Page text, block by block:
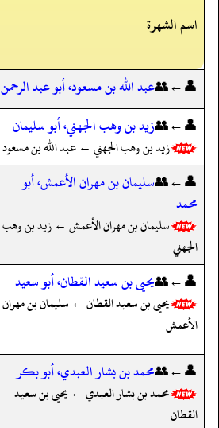
اسم الشهرة
👤←👥عبد الله بن مسعود، أبو عبد الرحمن
👤←👥زيد بن وهب الجهني، أبو سليمان
زيد بن وهب الجهني ← عبد الله بن مسعود
👤←👥سليمان بن مهران الأعمش، أبو
محمد
سليمان بن مهران الأعمش ← زيد بن وهب
الجهني
👤←👥يحيى بن سعيد القطان، أبو سعيد
يحيى بن سعيد القطان ← سليمان بن مهران
الأعمش
👤←👥محمد بن بشار العبدي، أبو بكر
محمد بن بشار العبدي ← يحيى بن سعيد
القطان